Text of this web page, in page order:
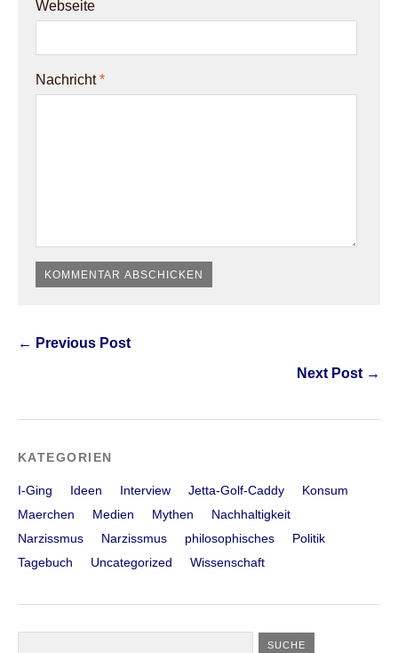
Webseite
Nachricht*
← Previous Post
Next Post →
KATEGORIEN
I-Ging Ideen Interview Jetta-Golf-Caddy
Konsum
Maerchen
Medien Mythen
Nachhaltigkeit
Narzissmus
Narzissmus philosophisches
Politik
Tagebuch
Uncategorized Wissenschaft